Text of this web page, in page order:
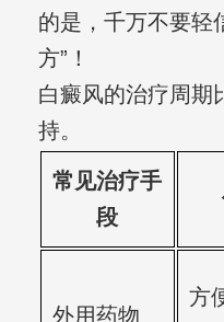
的是，千万不要轻
方”！
白癜风的治疗周期
持。
常见治疗手
段
外用药物
方